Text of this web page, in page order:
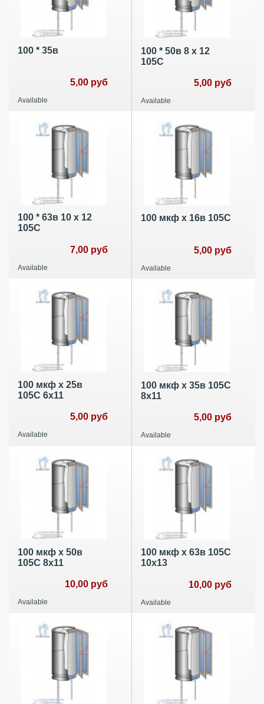
100 * 35в
5,00 руб
Available
100 * 50в 8 x 12
105C
5,00 руб
Available
100 * 63в 10 x 12
105C
7,00 руб
Available
100 мкф х 16в 105С
5,00 руб
Available
100 мкф х 25в
105С 6х11
5,00 руб
Available
100 мкф х 35в 105С
8х11
5,00 руб
Available
100 мкф х 50в
105С 8х11
10,00 руб
Available
100 мкф х 63в 105С
10х13
10,00 руб
Available